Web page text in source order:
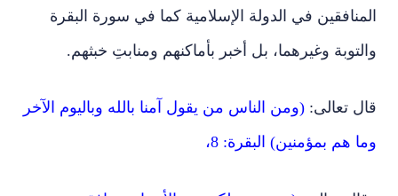
المنافقين في الدولة الإسلامية كما في سورة البقرة
والتوبة وغيرهما، بل أخبر بأماكنهم ومنابتِ خبثهم.
قال تعالى: (ومن الناس من يقول آمنا بالله وباليوم الآخر
وما هم بمؤمنين) البقرة: 8،